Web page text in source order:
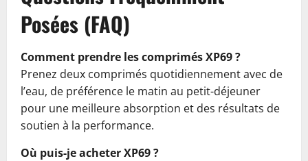
Posées (FAQ)
Comment prendre les comprimés XP69 ?
Prenez deux comprimés quotidiennement avec de
l’eau, de préférence le matin au petit-déjeuner
pour une meilleure absorption et des résultats de
soutien à la performance.
Où puis-je acheter XP69 ?